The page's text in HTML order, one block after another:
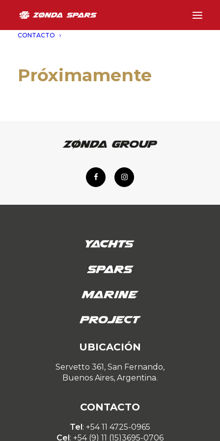
CONTACTO
Próximamente
UBICACIÓN
Servetto 361, San Fernando,
Buenos Aires, Argentina.
CONTACTO
Tel: +54 11 4725-0965
Cel: +54 (9) 11 (15)3695-0706